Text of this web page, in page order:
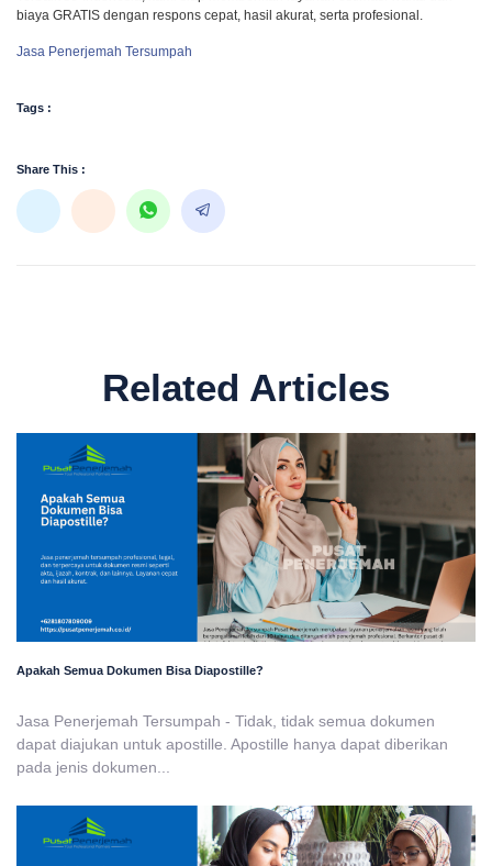
biaya GRATIS dengan respons cepat, hasil akurat, serta profesional.
Jasa Penerjemah Tersumpah
Tags :
Share This :
Related Articles
Apakah Semua Dokumen Bisa Diapostille?
Jasa Penerjemah Tersumpah - Tidak, tidak semua dokumen
dapat diajukan untuk apostille. Apostille hanya dapat diberikan
pada jenis dokumen...